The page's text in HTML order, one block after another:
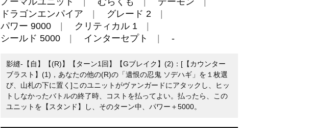
ドラゴンエンパイア
グレード 2
パワー 9000
クリティカル 1
シールド 5000
インターセプト -
影縫-【自】【(R)】【ターン1回】【Gブレイク】(2)：[【カウンター
ブラスト】(1)，あなたの他の(R)の「遺恨の忍鬼 ソデハギ」を１枚選
び、山札の下に置く]このユニットがヴァンガードにアタックし、ヒッ
トしなかったバトルの終了時、コストを払ってよい。払ったら、この
ユニットを【スタンド】し、そのターン中、パワー＋5000。